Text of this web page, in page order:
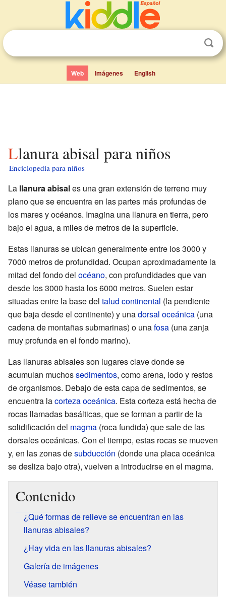
Web Imágenes English
Llanura abisal para niños
Enciclopedia para niños
La llanura abisales una gran extensión de terreno muy
plano que se encuentra en las partes más profundas de
los mares y océanos. Imagina una llanura en tierra, pero
bajo el agua, a miles de metros de la superficie.
Estas llanuras se ubican generalmente entre los 3000 y
7000 metros de profundidad. Ocupan aproximadamente la
mitad del fondo del océano, con profundidades que van
desde los 3000 hasta los 6000 metros. Suelen estar
situadas entre la base del talud continental (la pendiente
que baja desde el continente) y unadorsal oceánica (una
cadena de montañas submarinas) o unafosa (una zanja
muy profunda en el fondo marino).
Las llanuras abisales son lugares clave donde se
acumulan muchossedimentos, como arena, lodo y restos
de organismos. Debajo de esta capa de sedimentos, se
encuentra lacorteza oceánica. Esta corteza está hecha de
rocas llamadas basálticas, que se forman a partir de la
solidificación del magma (roca fundida) que sale de las
dorsales oceánicas. Con el tiempo, estas rocas se mueven
y, en las zonas desubducción (donde una placa oceánica
se desliza bajo otra), vuelven a introducirse en el magma.
Contenido
¿Qué formas de relieve se encuentran en las
llanuras abisales?
¿Hay vida en las llanuras abisales?
Galería de imágenes
Véase también